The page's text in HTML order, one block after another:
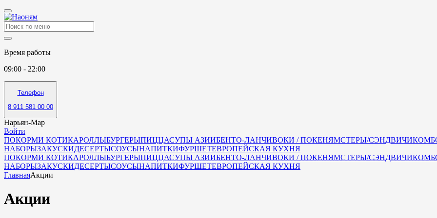
Время работы
09:00 - 22:00
Телефон
8 911 581 00 00
Нарьян-Мар
Войти
ПОКОРМИ КОТИКАРОЛЛЫБУРГЕРЫПИЦЦАСУПЫ АЗИИБЕНТО-ЛАНЧИВОКИ / ПОКЕНЯМСТЕРЫ/СЭНДВИЧИ
НАБОРЫЗАКУСКИДЕСЕРТЫСОУСЫНАПИТКИФУРШЕТЕВРОПЕЙСКАЯ КУХНЯ
ПОКОРМИ КОТИКАРОЛЛЫБУРГЕРЫПИЦЦАСУПЫ АЗИИБЕНТО-ЛАНЧИВОКИ / ПОКЕНЯМСТЕРЫ/СЭНДВИЧИ
НАБОРЫЗАКУСКИДЕСЕРТЫСОУСЫНАПИТКИФУРШЕТЕВРОПЕЙСКАЯ КУХНЯ
ГлавнаяАкции
Акции